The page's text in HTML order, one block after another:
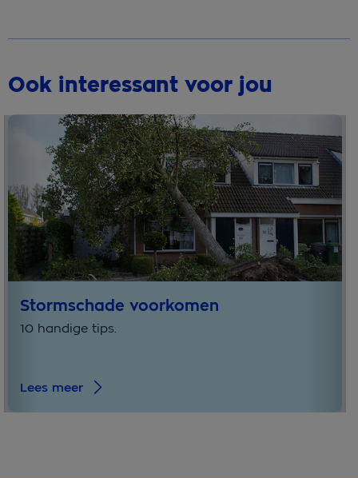
Ook interessant voor jou
Stormschade voorkomen
10 handige tips.
Lees meer